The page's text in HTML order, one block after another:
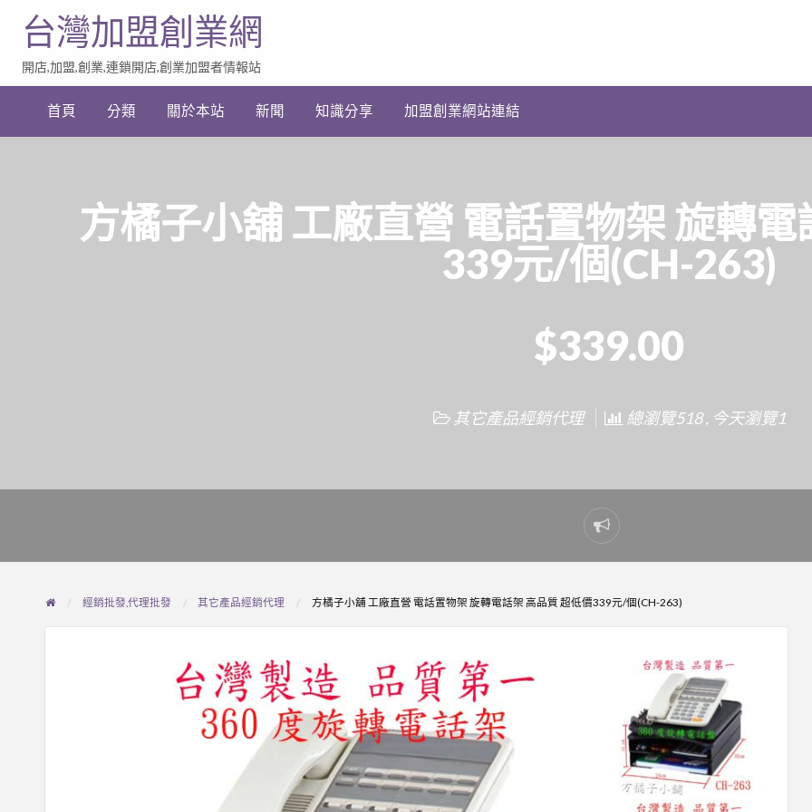
加
業
台灣加盟創業網
開店,加盟,創業,連鎖開店,創業加盟者情報站
首頁 分類 關於本站 新聞 知識分享 加盟創業網站連結
方橘子小舖 工廠直營 電話置物架 旋轉
339元/個(CH-263)
$339.00
其它產品經銷代理 總瀏覽518 , 今天瀏覽1
Report
problem
經銷批發,代理批發 其它產品經銷代理 方橘子小舖 工廠直營 電話置物架 旋轉電話架 高品質 超低價339元/個(CH-263)